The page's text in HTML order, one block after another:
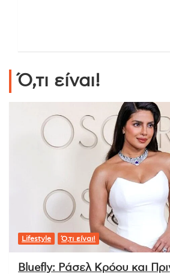
Ό,τι είναι!
Lifestyle Ό,τι είναι!
Bluefly: Ράσελ Κρόου και